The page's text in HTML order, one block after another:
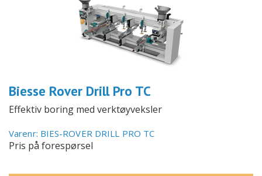
Biesse Rover Drill Pro TC
Effektiv boring med verktøyveksler
Varenr: BIES-ROVER DRILL PRO TC
Pris på forespørsel